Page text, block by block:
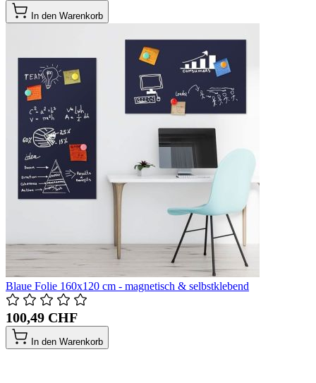
In den Warenkorb
Blaue Folie 160x120 cm - magnetisch & selbstklebend
100,49 CHF
In den Warenkorb